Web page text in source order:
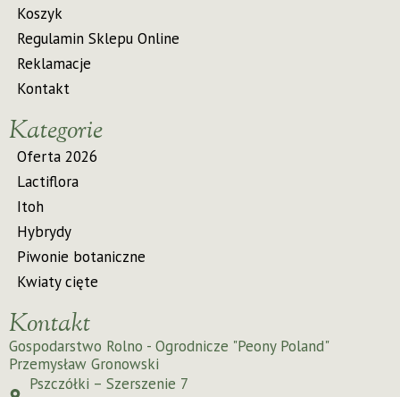
Koszyk
Regulamin Sklepu Online
Reklamacje
Kontakt
Kategorie
Oferta 2026
Lactiflora
Itoh
Hybrydy
Piwonie botaniczne
Kwiaty cięte
Kontakt
Gospodarstwo Rolno - Ogrodnicze "Peony Poland"
Przemysław Gronowski
Pszczółki – Szerszenie 7